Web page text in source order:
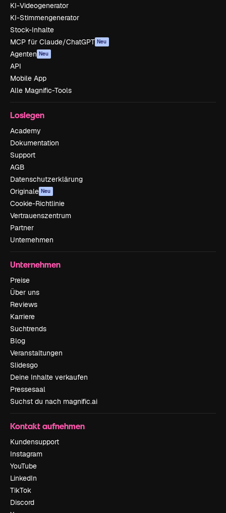
KI-Videogenerator
KI-Stimmengenerator
Stock-Inhalte
MCP für Claude/ChatGPT Neu
Agenten Neu
API
Mobile App
Alle Magnific-Tools
Loslegen
Academy
Dokumentation
Support
AGB
Datenschutzerklärung
Originale Neu
Cookie-Richtlinie
Vertrauenszentrum
Partner
Unternehmen
Unternehmen
Preise
Über uns
Reviews
Karriere
Suchtrends
Blog
Veranstaltungen
Slidesgo
Deine Inhalte verkaufen
Pressesaal
Suchst du nach magnific.ai
Kontakt aufnehmen
Kundensupport
Instagram
YouTube
LinkedIn
TikTok
Discord